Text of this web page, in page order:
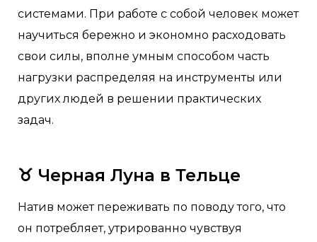
системами. При работе с собой человек может
научиться бережно и экономно расходовать
свои силы, вполне умным способом часть
нагрузки распределяя на инструменты или
других людей в решении практических
задач.
♉ Черная Луна в Тельце
Натив может переживать по поводу того, что
он потребляет, утрированно чувствуя